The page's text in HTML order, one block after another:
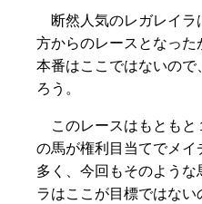
断然人気のレガレイラ
方からのレースとなった
本番はここではないの
ろう。
このレースはもともと
の馬が権利目当てでメ
多く、今回もそのよう
ラはここが目標ではな